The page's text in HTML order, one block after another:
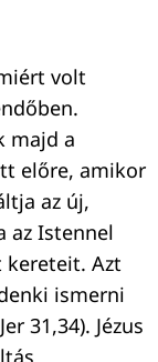
volt
majd a
előre, amikor
az új,
az Istennel
kereteit. Azt
ismerni
31,34). Jézus